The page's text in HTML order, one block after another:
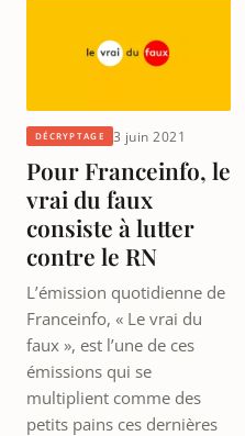
DÉCRYPTAGE 3 juin 2021
Pour Franceinfo, le
vrai du faux
consiste à lutter
contre le RN
L’émission quotidienne de
Franceinfo, « Le vrai du
faux », est l’une de ces
émissions qui se
multiplient comme des
petits pains ces dernières